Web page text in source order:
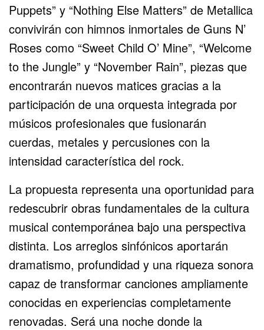
Puppets” y “Nothing Else Matters” de Metallica
convivirán con himnos inmortales de Guns N’
Roses como “Sweet Child O’ Mine”, “Welcome
to the Jungle” y “November Rain”, piezas que
encontrarán nuevos matices gracias a la
participación de una orquesta integrada por
músicos profesionales que fusionarán
cuerdas, metales y percusiones con la
intensidad característica del rock.
La propuesta representa una oportunidad para
redescubrir obras fundamentales de la cultura
musical contemporánea bajo una perspectiva
distinta. Los arreglos sinfónicos aportarán
dramatismo, profundidad y una riqueza sonora
capaz de transformar canciones ampliamente
conocidas en experiencias completamente
renovadas. Será una noche donde la